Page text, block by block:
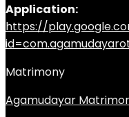
Application:
https://
Matrimony
Agamudayar